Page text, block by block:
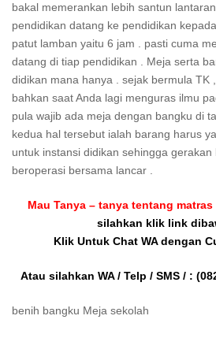
bakal memerankan lebih santun
pendidikan datang ke pendidikan
patut lamban yaitu 6 jam . pasti cuma
datang di tiap pendidikan . Meja serta
didikan mana hanya . sejak bermula TK ,
bahkan saat Anda lagi menguras ilmu
pula wajib ada meja dengan bangku di
kedua hal tersebut ialah barang harus
untuk instansi didikan sehingga
beroperasi bersama lancar .
Mau Tanya – tanya tentang
silahkan klik link
Klik Untuk Chat WA dengan
Atau silahkan WA / Telp / SMS / :
benih bangku Meja sekolah